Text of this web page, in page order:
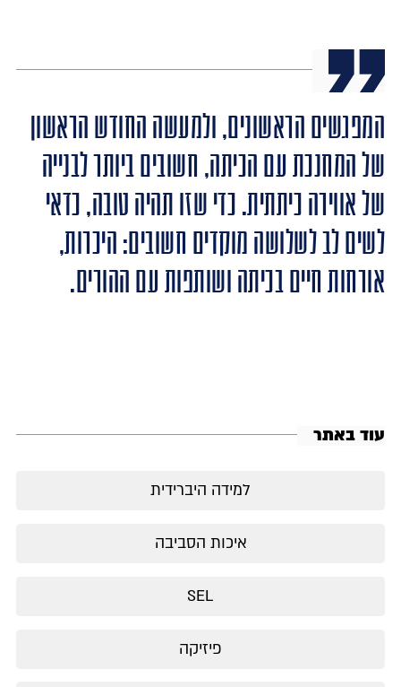
המפגשים הראשונים, ולמעשה החודש הראשון
של המחנכת עם הכיתה, חשובים ביותר לבנייה
של אווירה כיתתית. כדי שזו תהיה טובה, כדאי
לשים לב לשלושה מוקדים חשובים: היכרות,
אורחות חיים בכיתה ושותפות עם ההורים.
עוד באתר
למידה היברידית
איכות הסביבה
SEL
פיזיקה